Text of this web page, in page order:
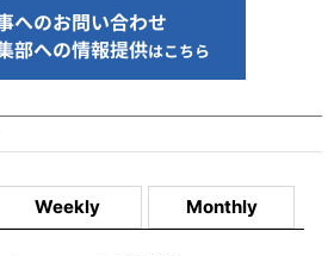
Weekly Monthly